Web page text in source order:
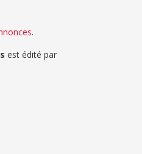
.
est édité par